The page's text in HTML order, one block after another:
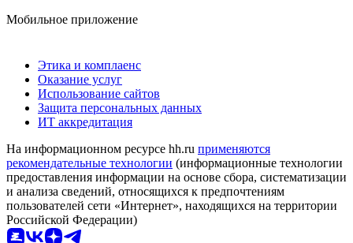
Мобильное приложение
Этика и комплаенс
Оказание услуг
Использование сайтов
Защита персональных данных
ИТ аккредитация
На информационном ресурсе hh.ru применяются
рекомендательные технологии (информационные технологии
предоставления информации на основе сбора, систематизации
и анализа сведений, относящихся к предпочтениям
пользователей сети «Интернет», находящихся на территории
Российской Федерации)